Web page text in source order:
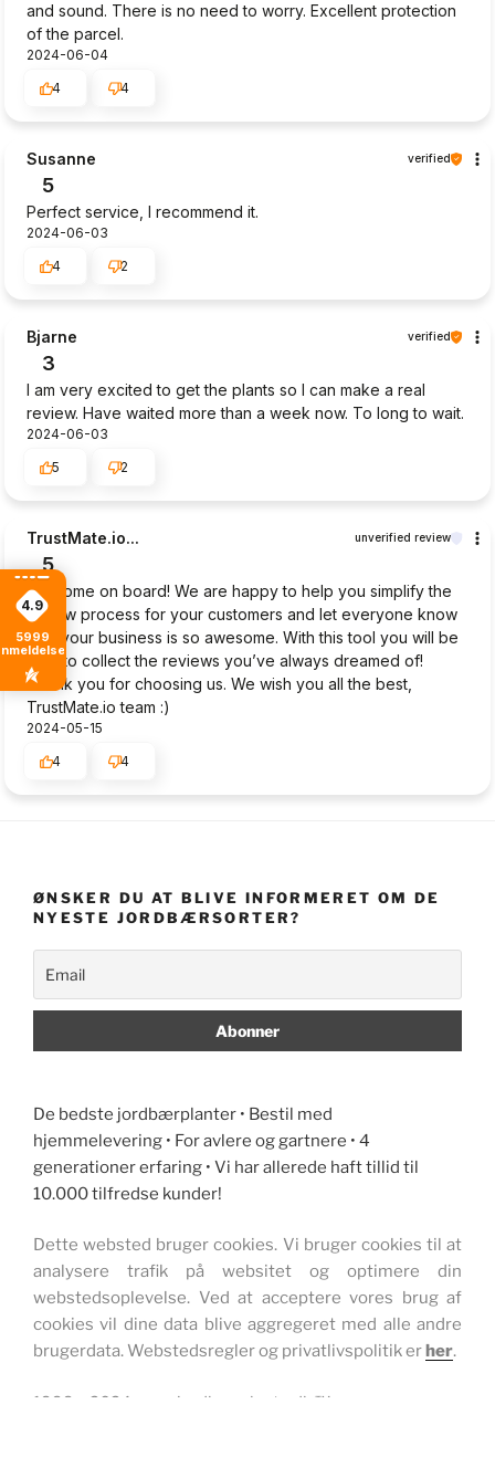
and sound. There is no need to worry. Excellent protection
of the parcel.
2024-06-04
4
4
Susanne verified
5
Perfect service, I recommend it.
2024-06-03
4
2
Bjarne verified
3
I am very excited to get the plants so I can make a real
review. Have waited more than a week now. To long to wait.
2024-06-03
5
2
TrustMate.io... unverified review
5
Welcome on board! We are happy to help you simplify the
review process for your customers and let everyone know
why your business is so awesome. With this tool you will be
able to collect the reviews you’ve always dreamed of!
Thank you for choosing us. We wish you all the best,
TrustMate.io team :)
2024-05-15
4
4
ØNSKER DU AT BLIVE INFORMERET OM DE
NYESTE JORDBÆRSORTER?
De bedste jordbærplanter • Bestil med
hjemmelevering • For avlere og gartnere • 4
generationer erfaring • Vi har allerede haft tillid til
10.000 tilfredse kunder!
Dette websted bruger cookies. Vi bruger cookies til at
analysere trafik på websitet og optimere din
webstedsoplevelse. Ved at acceptere vores brug af
cookies vil dine data blive aggregeret med alle andre
brugerdata. Webstedsregler og privatlivspolitik erher.
1999 – 2024 www.jordbærplante.dk ™
4.9
5999